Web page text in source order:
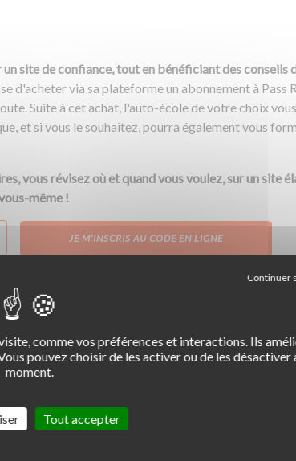
site de confiance, tout en bénéficiant des conseils
d'acheter via sa plateforme un abonnement à Pass
Suite à cet achat, l'auto-école de votre choix vous
et si vous le souhaitez, pourra également vous
vous révisez où et quand vous voulez, sur un site
même !
JE M’INSCRIS AU CODE EN LIGNE
devez vous rendre sur le site de l’Agence
est de plus ou moins trois semaines
le formulaire de demande.
comme vos préférences et interactions. Ils
pouvez choisir de les activer ou de les désactiver
moment.
Tout accepter